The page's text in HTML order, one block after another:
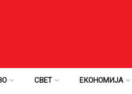
СВЕТ ЕКОНОМИЈА